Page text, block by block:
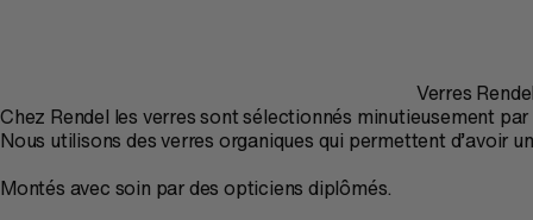
Verres Rendel
Chez Rendel les verres sont sélectionnés minutieusement
Nous utilisons des verres organiques qui permettent d’avoir
Montés avec soin par des opticiens diplômés.